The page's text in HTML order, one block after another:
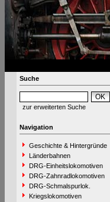
Suche
zur erweiterten Suche
Navigation
Geschichte & Hintergründe
Länderbahnen
DRG-Einheitslokomotiven
DRG-Zahnradlokomotiven
DRG-Schmalspurlok.
Kriegslokomotiven